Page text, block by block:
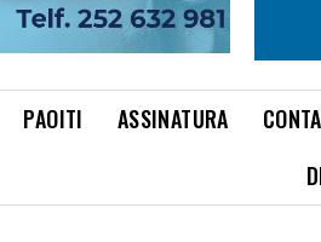
PAOITI ASSINATURA